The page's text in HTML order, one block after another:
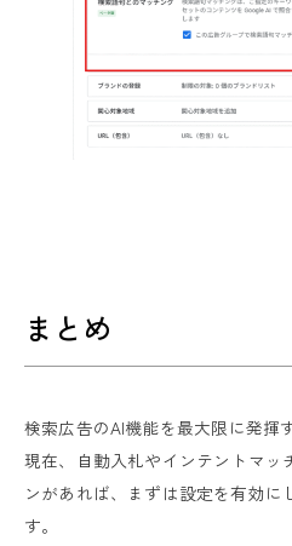
まとめ
検索広告のAI機能を最大限に発揮
現在、自動入札やインテントマッ
ンがあれば、まずは設定を有効に
す。